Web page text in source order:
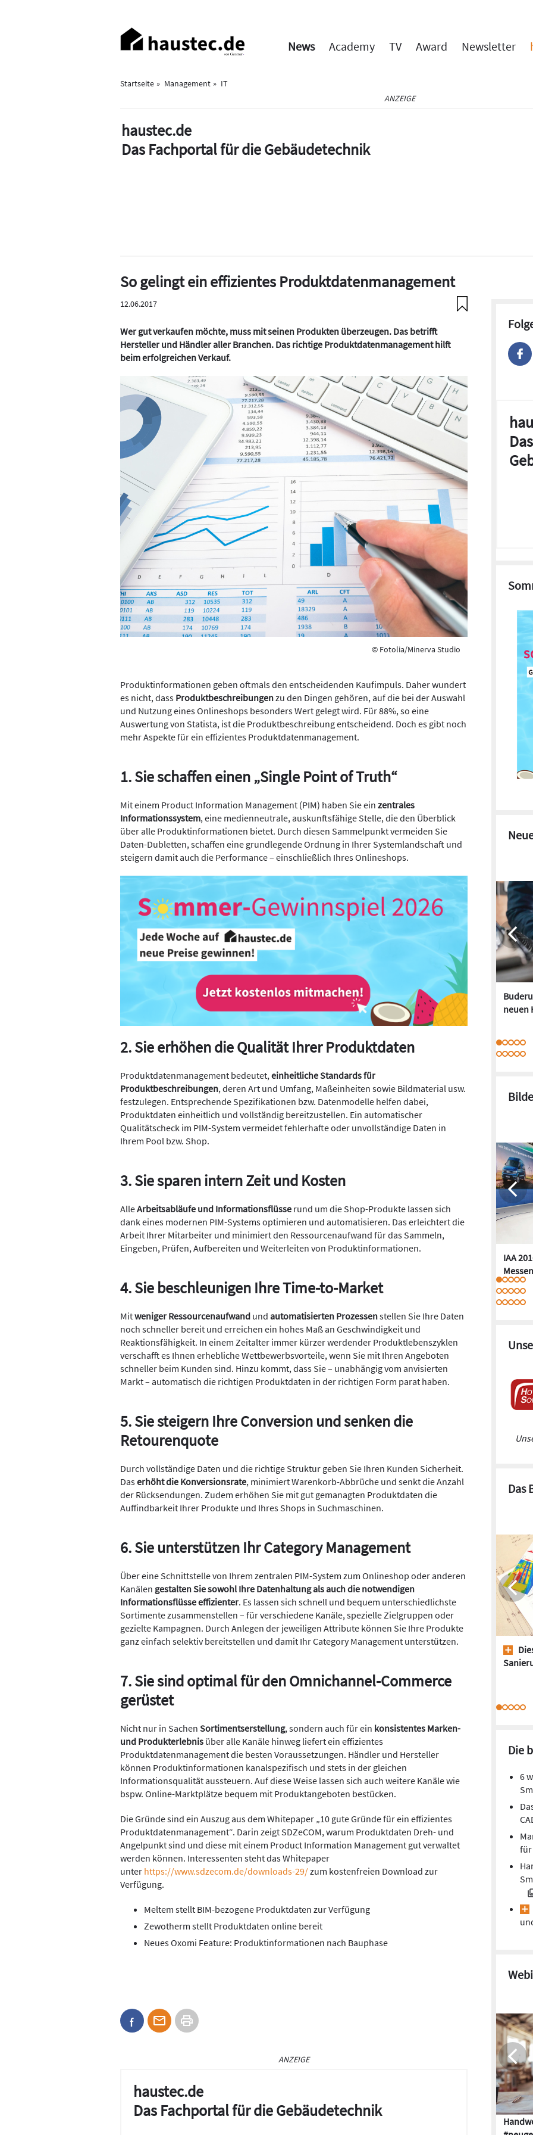
Haupt-
Navigation
News Academy TV Award Newsletter
Startseite Management
IT
ANZEIGE
haustec.de
Das Fachportal für die Gebäudetechnik
So gelingt ein effizientes Produktdatenmanagement
12.06.2017
Wer gut verkaufen möchte, muss mit seinen Produkten überzeugen. Das betrifft
Hersteller und Händler aller Branchen. Das richtige Produktdatenmanagement hilft
beim erfolgreichen Verkauf.
© Fotolia/Minerva Studio
Produktinformationen geben oftmals den entscheidenden Kaufimpuls. Daher wundert
es nicht, dass Produktbeschreibungenzu den Dingen gehören, auf die bei der Auswahl
und Nutzung eines Onlineshops besonders Wert gelegt wird. Für 88%, so eine
Auswertung von Statista, ist die Produktbeschreibung entscheidend. Doch es gibt noch
mehr Aspekte für ein effizientes Produktdatenmanagement.
1. Sie schaffen einen „Single Point of Truth“
Mit einem Product Information Management (PIM) haben Sie ein zentrales
Informationssystem, eine medienneutrale, auskunftsfähige Stelle, die den Überblick
über alle Produktinformationen bietet. Durch diesen Sammelpunkt vermeiden Sie
Daten-Dubletten, schaffen eine grundlegende Ordnung in Ihrer Systemlandschaft und
steigern damit auch die Performance – einschließlich Ihres Onlineshops.
2. Sie erhöhen die Qualität Ihrer Produktdaten
Produktdatenmanagement bedeutet,einheitliche Standards für
Produktbeschreibungen, deren Art und Umfang, Maßeinheiten sowie Bildmaterial usw.
festzulegen. Entsprechende Spezifikationen bzw. Datenmodelle helfen dabei,
Produktdaten einheitlich und vollständig bereitzustellen. Ein automatischer
Qualitätscheck im PIM-System vermeidet fehlerhafte oder unvollständige Daten in
Ihrem Pool bzw. Shop.
3. Sie sparen intern Zeit und Kosten
AlleArbeitsabläufe und Informationsflüsse rund um die Shop-Produkte lassen sich
dank eines modernen PIM-Systems optimieren und automatisieren. Das erleichtert die
Arbeit Ihrer Mitarbeiter und minimiert den Ressourcenaufwand für das Sammeln,
Eingeben, Prüfen, Aufbereiten und Weiterleiten von Produktinformationen.
4. Sie beschleunigen Ihre Time-to-Market
Mitweniger Ressourcenaufwand und automatisierten Prozessenstellen Sie Ihre Daten
noch schneller bereit und erreichen ein hohes Maß an Geschwindigkeit und
Reaktionsfähigkeit. In einem Zeitalter immer kürzer werdender Produktlebenszyklen
verschafft es Ihnen erhebliche Wettbewerbsvorteile, wenn Sie mit Ihren Angeboten
schneller beim Kunden sind. Hinzu kommt, dass Sie – unabhängig vom anvisierten
Markt – automatisch die richtigen Produktdaten in der richtigen Form parat haben.
5. Sie steigern Ihre Conversion und senken die
Retourenquote
Durch vollständige Daten und die richtige Struktur geben Sie Ihren Kunden Sicherheit.
Daserhöht die Konversionsrate, minimiert Warenkorb-Abbrüche und senkt die Anzahl
der Rücksendungen. Zudem erhöhen Sie mit gut gemanagten Produktdaten die
Auffindbarkeit Ihrer Produkte und Ihres Shops in Suchmaschinen.
6. Sie unterstützen Ihr Category Management
Über eine Schnittstelle von Ihrem zentralen PIM-System zum Onlineshop oder anderen
Kanälen gestalten Sie sowohl Ihre Datenhaltung als auch die notwendigen
Informationsflüsse effizienter. Es lassen sich schnell und bequem unterschiedlichste
Sortimente zusammenstellen – für verschiedene Kanäle, spezielle Zielgruppen oder
gezielte Kampagnen. Durch Anlegen der jeweiligen Attribute können Sie Ihre Produkte
ganz einfach selektiv bereitstellen und damit Ihr Category Management unterstützen.
7. Sie sind optimal für den Omnichannel-Commerce
gerüstet
Nicht nur in Sachen Sortimentserstellung, sondern auch für ein konsistentes Marken-
und Produkterlebnis über alle Kanäle hinweg liefert ein effizientes
Produktdatenmanagement die besten Voraussetzungen. Händler und Hersteller
können Produktinformationen kanalspezifisch und stets in der gleichen
Informationsqualität aussteuern. Auf diese Weise lassen sich auch weitere Kanäle wie
bspw. Online-Marktplätze bequem mit Produktangeboten bestücken.
Die Gründe sind ein Auszug aus dem Whitepaper „10 gute Gründe für ein effizientes
Produktdatenmanagement“. Darin zeigt SDZeCOM, warum Produktdaten Dreh- und
Angelpunkt sind und diese mit einem Product Information Management gut verwaltet
werden können. Interessenten steht das Whitepaper
unter https://www.sdzecom.de/downloads-29/zum kostenfreien Download zur
Verfügung.
Meltem stellt BIM-bezogene Produktdaten zur Verfügung
Zewotherm stellt Produktdaten online bereit
Neues Oxomi Feature: Produktinformationen nach Bauphase
ANZEIGE
haustec.de
Das Fachportal für die Gebäudetechnik
neuen
IAA
Das
Die
6
für